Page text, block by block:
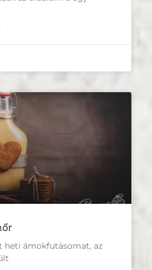
heti ámokfutásomat, az